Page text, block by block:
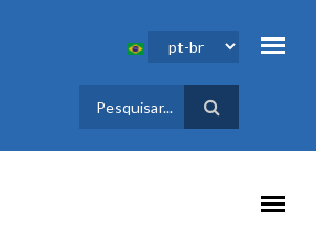
FORMULÁRIO
DE BUSCA